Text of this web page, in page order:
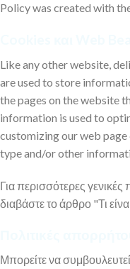
Policy was created with
Like any other website,
are used to store
the pages on the website
information is used to
customizing our web
type and/or other
Για περισσότερες
διαβάστε το άρθρο "Τι
Μπορείτε να